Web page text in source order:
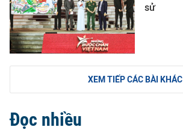
sử
XEM TIẾP CÁC BÀI KHÁC
Đọc nhiều